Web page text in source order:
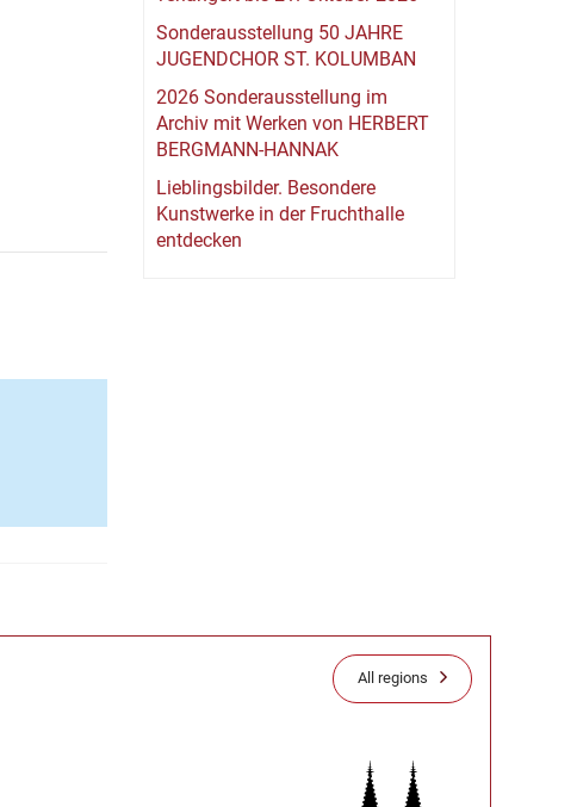
All regions
Sonderausstellung 50 JAHRE
JUGENDCHOR ST. KOLUMBAN
2026 Sonderausstellung im
Archiv mit Werken von HERBERT
BERGMANN-HANNAK
Lieblingsbilder. Besondere
Kunstwerke in der Fruchthalle
entdecken